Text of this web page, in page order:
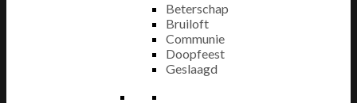
Beterschap
Bruiloft
Communie
Doopfeest
Geslaagd